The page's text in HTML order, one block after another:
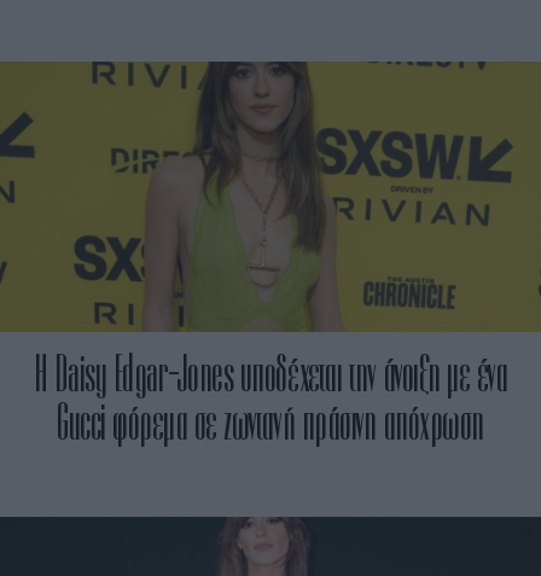
Η Daisy Edgar-Jones υποδέχεται την άνοιξη με ένα
Gucci φόρεμα σε ζωντανή πράσινη απόχρωση